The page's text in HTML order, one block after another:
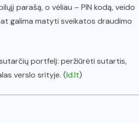
parašą, o vėliau – PIN kodą, veido
galima matyti sveikatos draudimo
portfelį: peržiūrėti sutartis,
verslo srityje. (ld.lt)